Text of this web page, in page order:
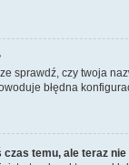
sprawdź, czy twoja
błędna
temu, ale teraz